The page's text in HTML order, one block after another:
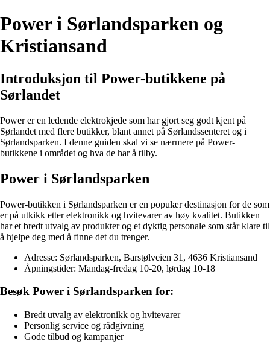
Power i Sørlandsparken og
Kristiansand
Introduksjon til Power-butikkene på
Sørlandet
Power er en ledende elektrokjede som har gjort seg godt kjent på
Sørlandet med flere butikker, blant annet på Sørlandssenteret og i
Sørlandsparken. I denne guiden skal vi se nærmere på Power-
butikkene i området og hva de har å tilby.
Power i Sørlandsparken
Power-butikken i Sørlandsparken er en populær destinasjon for de som
er på utkikk etter elektronikk og hvitevarer av høy kvalitet. Butikken
har et bredt utvalg av produkter og et dyktig personale som står klare til
å hjelpe deg med å finne det du trenger.
Adresse: Sørlandsparken, Barstølveien 31, 4636 Kristiansand
Åpningstider: Mandag-fredag 10-20, lørdag 10-18
Besøk Power i Sørlandsparken for:
Bredt utvalg av elektronikk og hvitevarer
Personlig service og rådgivning
Gode tilbud og kampanjer